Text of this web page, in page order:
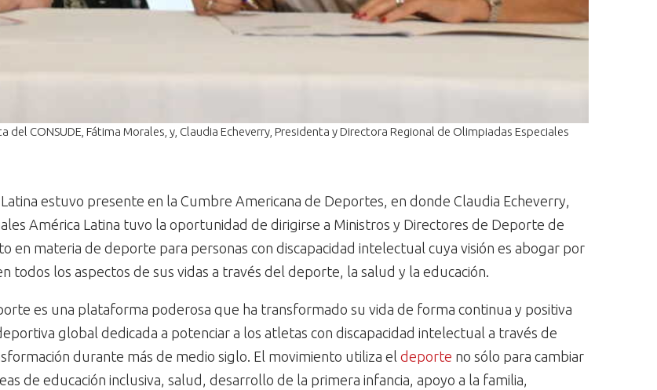
CONSUDE, Fátima Morales, y, Claudia Echeverry, Presidenta y Directora Regional de Olimpiadas Especiales
estuvo presente en la Cumbre Americana de Deportes, en donde Claudia Echeverry,
América Latina tuvo la oportunidad de dirigirse a Ministros y Directores de Deporte de
en materia de deporte para personas con discapacidad intelectual cuya visión es abogar por
todos los aspectos de sus vidas a través del deporte, la salud y la educación.
es una plataforma poderosa que ha transformado su vida de forma continua y positiva
global dedicada a potenciar a los atletas con discapacidad intelectual a través de
durante más de medio siglo. El movimiento utiliza el deporte no sólo para cambiar
de educación inclusiva, salud, desarrollo de la primera infancia, apoyo a la familia,